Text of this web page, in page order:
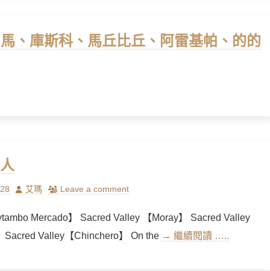
、庫斯科、馬丘比丘、阿雷基帕、的的
Author
艾瑪 Leave a comment
Mercado】 Sacred Valley 【Moray】 Sacred Valley
Sacred Valley【Chinchero】 On the → 繼續閱讀 …..